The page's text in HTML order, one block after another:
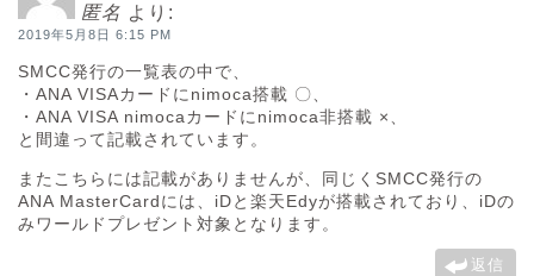
匿名 より:
2019年5月8日 6:15 PM
SMCC発行の一覧表の中で、
・ANA VISAカードにnimoca搭載 〇、
・ANA VISA nimocaカードにnimoca非搭載 ×、
と間違って記載されています。
またこちらには記載がありませんが、同じくSMCC発行の
ANA MasterCardには、iDと楽天Edyが搭載されており、iDの
みワールドプレゼント対象となります。
返信